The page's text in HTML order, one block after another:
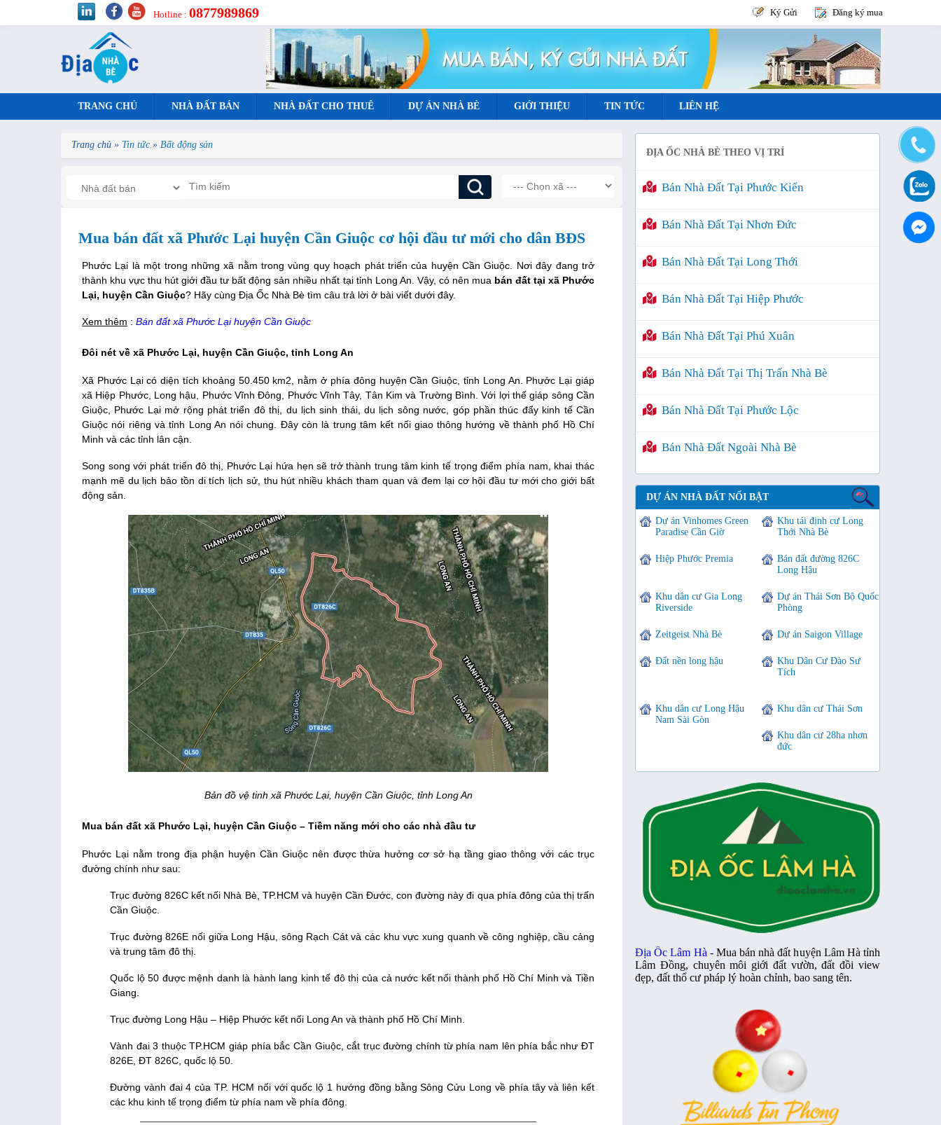
Hotline : 0877989869 Ký Gửi Đăng ký mua
TRANG CHỦ NHÀ ĐẤT BÁN NHÀ ĐẤT CHO THUÊ DỰ ÁN NHÀ BÈ GIỚI THIỆU TIN TỨC LIÊN HỆ
Trang chủ » Tin tức » Bất động sản
Mua bán đất xã Phước Lại huyện Cần Giuộc cơ hội đầu tư mới cho dân BĐS
Phước Lại là một trong những xã nằm trong vùng quy hoạch phát triển của huyện Cần Giuộc. Nơi đây đang trở
thành khu vực thu hút giới đầu tư bất động sản nhiều nhất tại tỉnh Long An. Vậy, có nên mua bán đất tại xã Phước
Lại, huyện Cần Giuộc? Hãy cùng Địa Ốc Nhà Bè tìm câu trả lời ở bài viết dưới đây.
Xem thêm : Bán đất xã Phước Lại huyện Cần Giuộc
Đôi nét về xã Phước Lại, huyện Cần Giuộc, tỉnh Long An
Xã Phước Lại có diện tích khoảng 50.450 km2, nằm ở phía đông huyện Cần Giuộc, tỉnh Long An. Phước Lại giáp
xã Hiệp Phước, Long hậu, Phước Vĩnh Đông, Phước Vĩnh Tây, Tân Kim và Trường Bình. Với lợi thế giáp sông Cần
Giuộc, Phước Lại mở rộng phát triển đô thị, du lịch sinh thái, du lịch sông nước, góp phần thúc đẩy kinh tế Cần
Giuộc nói riêng và tỉnh Long An nói chung. Đây còn là trung tâm kết nối giao thông hướng về thành phố Hồ Chí
Minh và các tỉnh lân cận.
Song song với phát triển đô thị, Phước Lại hứa hẹn sẽ trở thành trung tâm kinh tế trọng điểm phía nam, khai thác
mạnh mẽ du lịch bảo tồn di tích lịch sử, thu hút nhiều khách tham quan và đem lại cơ hội đầu tư mới cho giới bất
động sản.
Bản đồ vệ tinh xã Phước Lại, huyện Cần Giuộc, tỉnh Long An
Mua bán đất xã Phước Lại, huyện Cần Giuộc – Tiềm năng mới cho các nhà đầu tư
Phước Lại nằm trong địa phận huyện Cần Giuộc nên được thừa hưởng cơ sở hạ tầng giao thông với các trục
đường chính như sau:
Trục đường 826C kết nối Nhà Bè, TP.HCM và huyện Cần Đước, con đường này đi qua phía đông của thị trấn
Cần Giuộc.
Trục đường 826E nối giữa Long Hậu, sông Rạch Cát và các khu vực xung quanh về công nghiệp, cầu cảng
và trung tâm đô thị.
Quốc lộ 50 được mệnh danh là hành lang kinh tế đô thị của cả nước kết nối thành phố Hồ Chí Minh và Tiền
Giang.
Trục đường Long Hậu – Hiệp Phước kết nối Long An và thành phố Hồ Chí Minh.
Vành đai 3 thuộc TP.HCM giáp phía bắc Cần Giuộc, cắt trục đường chính từ phía nam lên phía bắc như ĐT
826E, ĐT 826C, quốc lộ 50.
Đường vành đai 4 của TP. HCM nối với quốc lộ 1 hướng đồng bằng Sông Cửu Long về phía tây và liên kết
các khu kinh tế trọng điểm từ phía nam về phía đông.
ĐỊA ỐC NHÀ BÈ THEO VỊ TRÍ
Bán Nhà Đất Tại Phước Kiển
Bán Nhà Đất Tại Nhơn Đức
Bán Nhà Đất Tại Long Thới
Bán Nhà Đất Tại Hiệp Phước
Bán Nhà Đất Tại Phú Xuân
Bán Nhà Đất Tại Thị Trấn Nhà Bè
Bán Nhà Đất Tại Phước Lộc
Bán Nhà Đất Ngoài Nhà Bè
DỰ ÁN NHÀ ĐẤT NỔI BẬT
Dự án Vinhomes Green
Paradise Cần Giờ
Khu tái định cư Long
Thới Nhà Bè
Hiệp Phước Premia
Bán đất đường 826C
Long Hậu
Khu dân cư Gia Long
Riverside
Dự án Thái Sơn Bộ Quốc
Phòng
Zeitgeist Nhà Bè Dự án Saigon Village
Đất nền long hậu
Khu Dân Cư Đào Sư
Tích
Khu dân cư Long Hậu
Nam Sài Gòn
Khu dân cư Thái Sơn
Khu dân cư 28ha nhơn
đức
Địa Ốc Lâm Hà - Mua bán nhà đất huyện Lâm Hà tỉnh
Lâm Đồng, chuyên môi giới đất vườn, đất đồi view
đẹp, đất thổ cư pháp lý hoàn chỉnh, bao sang tên.